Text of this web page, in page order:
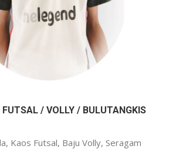
/ VOLLY / BULUTANGKIS
Kaos Futsal, Baju Volly, Seragam